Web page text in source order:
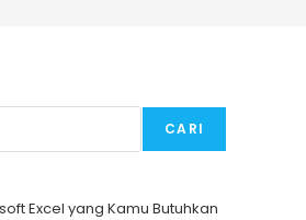
CARI
Excel yang Kamu Butuhkan